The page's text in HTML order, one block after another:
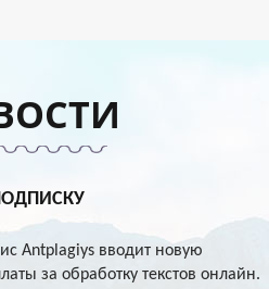
Antplagiys вводит новую
за обработку текстов онлайн.